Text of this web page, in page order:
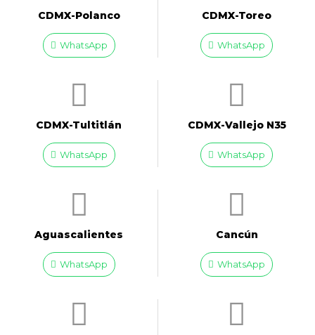
CDMX-Polanco
WhatsApp
CDMX-Toreo
WhatsApp
CDMX-Tultitlán
WhatsApp
CDMX-Vallejo N35
WhatsApp
Aguascalientes
WhatsApp
Cancún
WhatsApp